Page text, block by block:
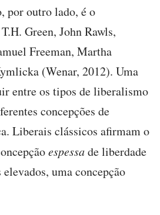
por outro lado, é o
Green, John Rawls,
Freeman, Martha
(Wenar, 2012). Uma
entre os tipos de liberalismo
concepções de
Liberais clássicos afirmam o
espessade liberdade
uma concepção